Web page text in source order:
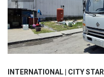
INTERNATIONAL | CITY